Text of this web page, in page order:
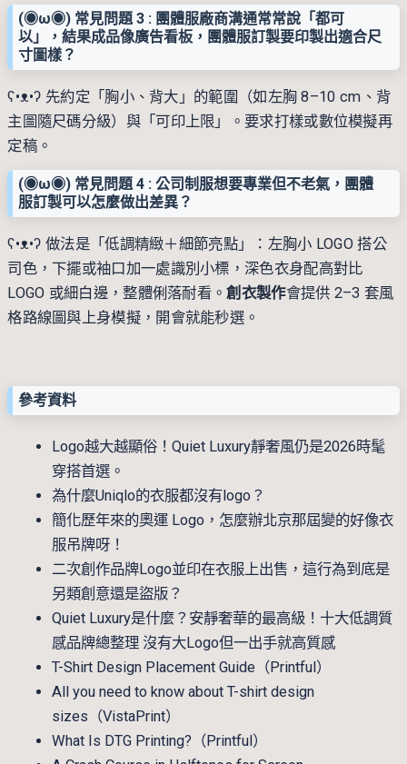
(◉ω◉) 常見問題 3 : 團體服廠商溝通常常說「都可
以」，結果成品像廣告看板，團體服訂製要印製出適合尺
寸圖樣？
ʕ•ᴥ•ʔ 先約定「胸小、背大」的範圍（如左胸 8–10 cm、背
主圖隨尺碼分級）與「可印上限」。要求打樣或數位模擬再
定稿。
(◉ω◉) 常見問題 4 : 公司制服想要專業但不老氣，團體
服訂製可以怎麼做出差異？
ʕ•ᴥ•ʔ 做法是「低調精緻＋細節亮點」：左胸小 LOGO 搭公
司色，下擺或袖口加一處識別小標，深色衣身配高對比
LOGO 或細白邊，整體俐落耐看。創衣製作會提供 2–3 套風
格路線圖與上身模擬，開會就能秒選。
參考資料
Logo越大越顯俗！Quiet Luxury靜奢風仍是2026時髦
穿搭首選。
為什麼Uniqlo的衣服都沒有logo？
簡化歷年來的奧運 Logo，怎麼辦北京那屆變的好像衣
服吊牌呀！
二次創作品牌Logo並印在衣服上出售，這行為到底是
另類創意還是盜版？
Quiet Luxury是什麼？安靜奢華的最高級！十大低調質
感品牌總整理 沒有大Logo但一出手就高質感
T-Shirt Design Placement Guide（Printful）
All you need to know about T-shirt design
sizes（VistaPrint）
What Is DTG Printing?（Printful）